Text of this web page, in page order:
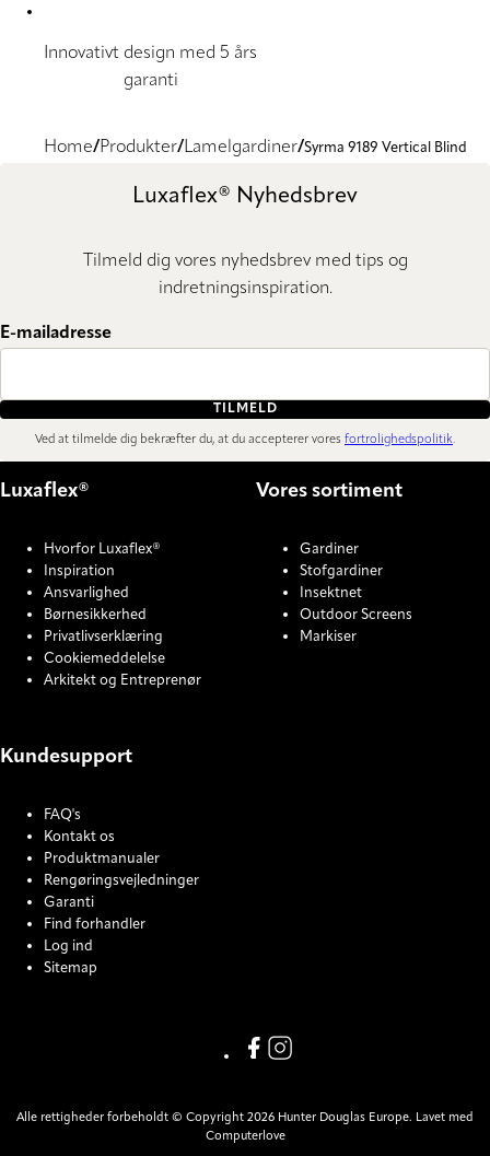
Innovativt design med 5 års
garanti
Home Produkter Lamelgardiner Syrma 9189 Vertical Blind
Luxaflex® Nyhedsbrev
Tilmeld dig vores nyhedsbrev med tips og
indretningsinspiration.
E-mailadresse
TILMELD
Ved at tilmelde dig bekræfter du, at du accepterer vores fortrolighedspolitik.
Luxaflex®
Hvorfor Luxaflex®
Inspiration
Ansvarlighed
Børnesikkerhed
Privatlivserklæring
Cookiemeddelelse
Arkitekt og Entreprenør
Vores sortiment
Gardiner
Stofgardiner
Insektnet
Outdoor Screens
Markiser
Kundesupport
FAQ's
Kontakt os
Produktmanualer
Rengøringsvejledninger
Garanti
Find forhandler
Log ind
Sitemap
Link missing Display text from
Link missing Display text
Alle rettigheder forbeholdt © Copyright 2026 Hunter Douglas Europe. Lavet med
Computerlove